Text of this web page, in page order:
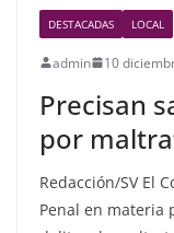
DESTACADAS LOCAL
admin 10
Precisan
por
Redacción/SV El
Penal en materia